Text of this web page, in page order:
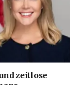
zeitlose